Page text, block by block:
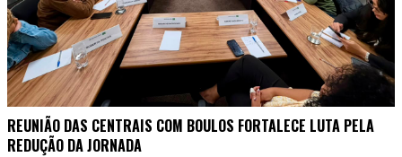
REUNIÃO DAS CENTRAIS COM BOULOS FORTALECE LUTA PELA
REDUÇÃO DA JORNADA